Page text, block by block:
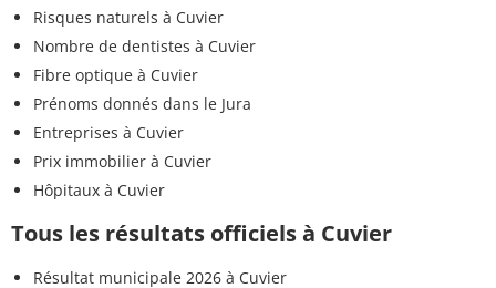
Risques naturels à Cuvier
Nombre de dentistes à Cuvier
Fibre optique à Cuvier
Prénoms donnés dans le Jura
Entreprises à Cuvier
Prix immobilier à Cuvier
Hôpitaux à Cuvier
Tous les résultats officiels à Cuvier
Résultat municipale 2026 à Cuvier